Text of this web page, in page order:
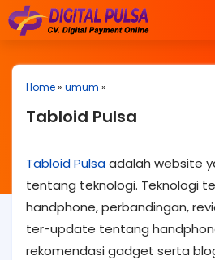
Home» umum »
Tabloid Pulsa
Tabloid Pulsaadalah website
tentang teknologi. Teknologi
handphone, perbandingan,
ter-update tentang
rekomendasi gadget serta